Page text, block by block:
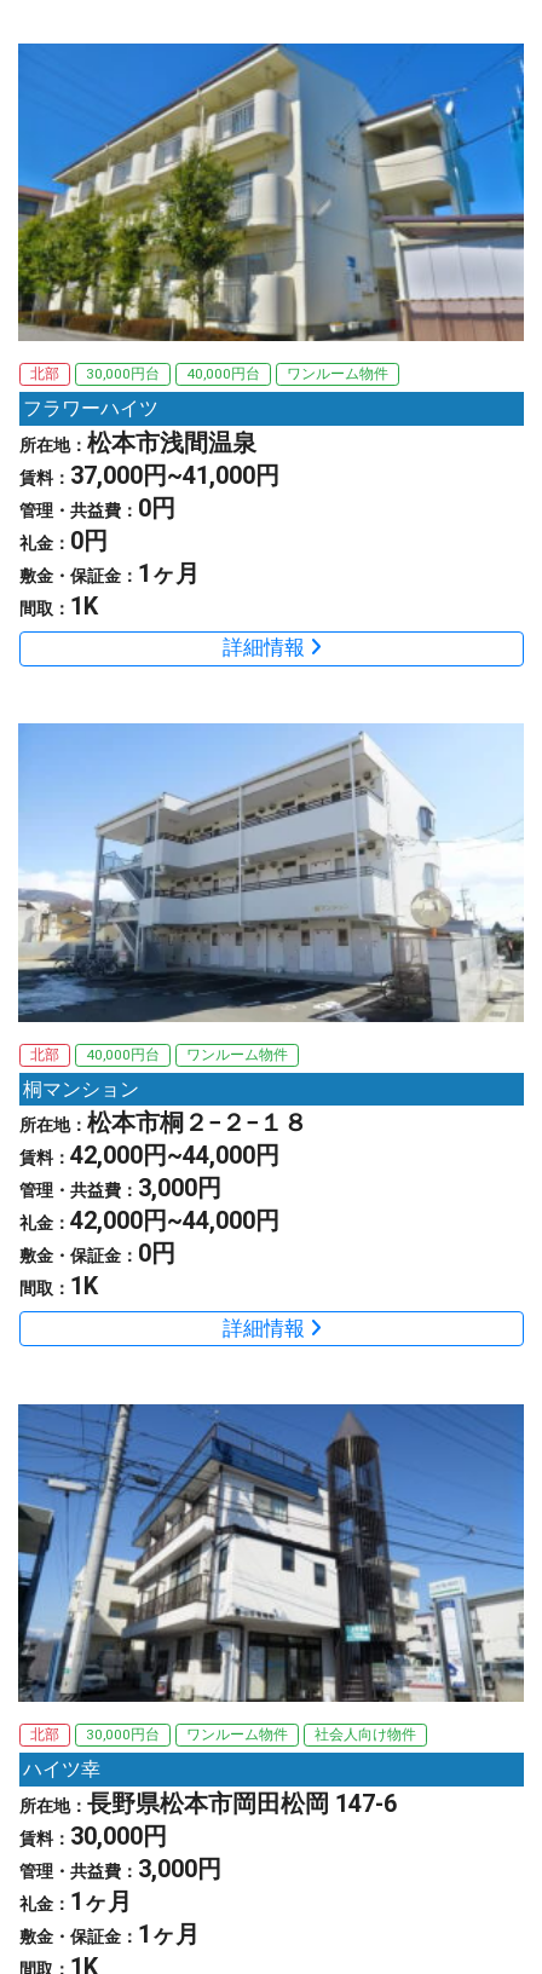
北部 30,000円台 40,000円台 ワンルーム物件
フラワーハイツ
所在地： 松本市浅間温泉
賃料： 37,000円~41,000円
管理・共益費： 0円
礼金： 0円
敷金・保証金： 1ヶ月
間取： 1K
詳細情報
北部 40,000円台 ワンルーム物件
桐マンション
所在地： 松本市桐２−２−１８
賃料： 42,000円~44,000円
管理・共益費： 3,000円
礼金： 42,000円~44,000円
敷金・保証金： 0円
間取： 1K
詳細情報
北部 30,000円台 ワンルーム物件 社会人向け物件
ハイツ幸
所在地： 長野県松本市岡田松岡 147-6
賃料： 30,000円
管理・共益費： 3,000円
礼金： 1ヶ月
敷金・保証金： 1ヶ月
間取： 1K